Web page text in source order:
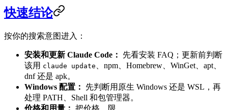
快速结论
按你的搜索意图进入：
安装和更新 Claude Code：
先看安装 FAQ；更新前判断
该用 claude update
、npm、Homebrew、WinGet、apt、
dnf 还是 apk。
Windows 配置：
先判断用原生 Windows 还是 WSL，再
处理 PATH、Shell 和包管理器。
价格和用量： 把价格、限